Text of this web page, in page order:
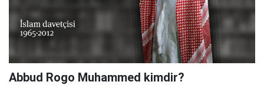
Abbud Rogo Muhammed kimdir?